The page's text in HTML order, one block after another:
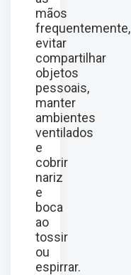
mãos
frequentemente,
evitar
compartilhar
objetos
pessoais,
manter
ambientes
ventilados
e
cobrir
nariz
e
boca
ao
tossir
ou
espirrar.